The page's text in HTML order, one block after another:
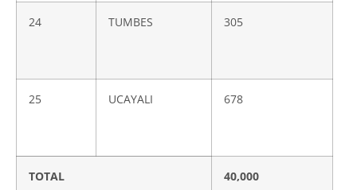
24 TUMBES 305
25 UCAYALI 678
TOTAL 40,000